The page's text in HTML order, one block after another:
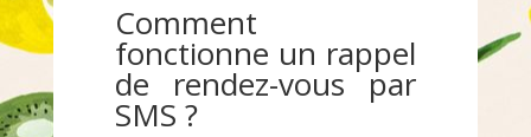
Comment
fonctionne un rappel
de rendez-vous par
SMS ?